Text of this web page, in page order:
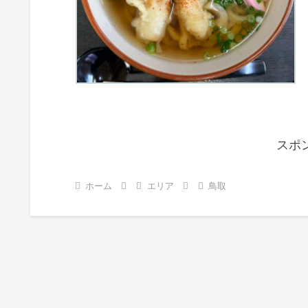
スポ
ホーム エリア 鳥取